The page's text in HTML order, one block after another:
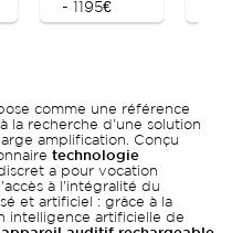
- 1195€
comme une référence
la recherche d'une solution
amplification. Conçu
technologie
a pour vocation
à l'intégralité du
et artificiel : grâce à la
intelligence artificielle de